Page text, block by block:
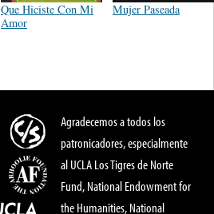
Que Hiciste Con Mi
Amor
Mujer Paseada
Agradecemos a todos los
patronicadores, especialmente
al UCLA Los Tigres de Norte
Fund, National Endowment for
the Humanities, National